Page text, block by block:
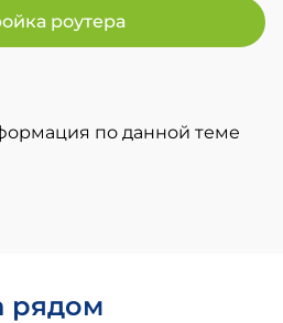
роутера
по данной теме
рядом